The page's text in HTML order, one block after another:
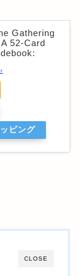
Gathering
52-Card
ピング
CLOSE